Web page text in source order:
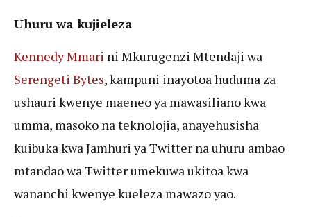
Uhuru wa kujieleza
Kennedy Mmari ni Mkurugenzi Mtendaji wa
Serengeti Bytes, kampuni inayotoa huduma za
ushauri kwenye maeneo ya mawasiliano kwa
umma, masoko na teknolojia, anayehusisha
kuibuka kwa Jamhuri ya Twitter na uhuru ambao
mtandao wa Twitter umekuwa ukitoa kwa
wananchi kwenye kueleza mawazo yao.